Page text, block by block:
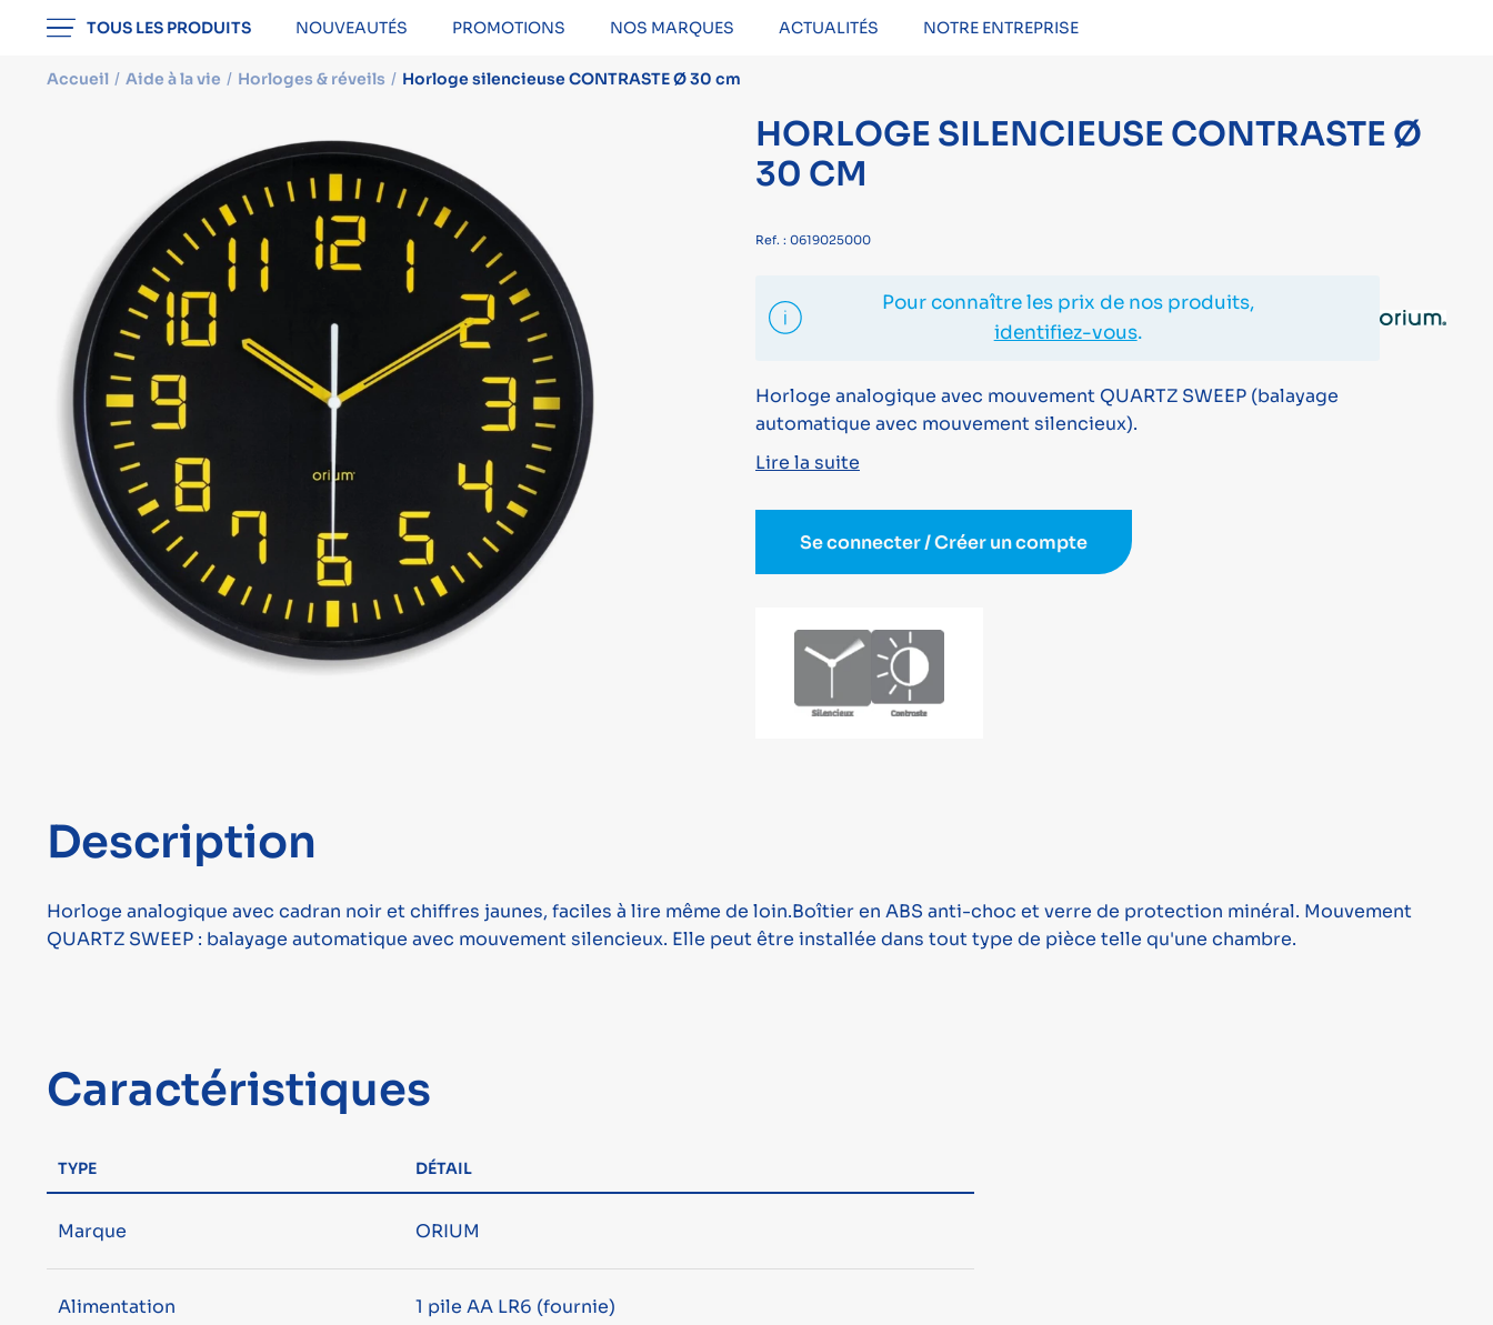
TOUS LES PRODUITS NOUVEAUTÉS PROMOTIONS NOS MARQUES ACTUALITÉS NOTRE ENTREPRISE
Accueil Aide à la vie Horloges & réveils Horloge silencieuse CONTRASTE Ø 30 cm
HORLOGE SILENCIEUSE CONTRASTE Ø
30 CM
Ref. : 0619025000
Pour connaître les prix de nos produits,
identifiez-vous.
Horloge analogique avec mouvement QUARTZ SWEEP (balayage
automatique avec mouvement silencieux).
Lire la suite
Se connecter / Créer un compte
Description
Horloge analogique avec cadran noir et chiffres jaunes, faciles à lire même de loin.Boîtier en ABS anti-choc et verre de protection minéral. Mouvement
QUARTZ SWEEP : balayage automatique avec mouvement silencieux. Elle peut être installée dans tout type de pièce telle qu'une chambre.
Caractéristiques
TYPE DÉTAIL
Marque ORIUM
Alimentation 1 pile AA LR6 (fournie)